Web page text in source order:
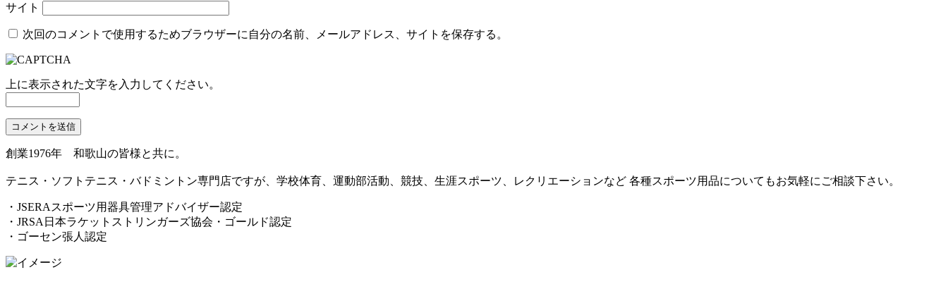
サイト
次回のコメントで使用するためブラウザーに自分の名前、メールアドレス、サイトを保存する。
上に表示された文字を入力してください。
創業1976年 和歌山の皆様と共に。
テニス・ソフトテニス・バドミントン専門店ですが、学校体育、運動部活動、競技、生涯スポーツ、レクリエーションなど 各種スポーツ用品についてもお気軽にご相談下さい。
・JSERAスポーツ用器具管理アドバイザー認定
・JRSA日本ラケットストリンガーズ協会・ゴールド認定
・ゴーセン張人認定